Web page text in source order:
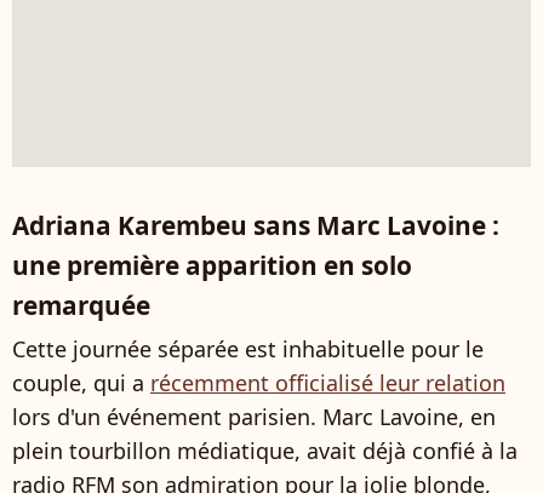
Adriana Karembeu sans Marc Lavoine :
une première apparition en solo
remarquée
Cette journée séparée est inhabituelle pour le
couple, qui a récemment officialisé leur relation
lors d'un événement parisien. Marc Lavoine, en
plein tourbillon médiatique, avait déjà confié à la
radio RFM son admiration pour la jolie blonde,